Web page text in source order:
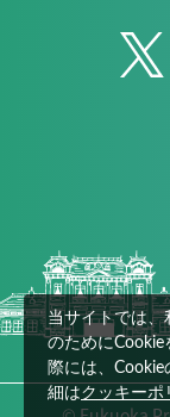
当サイトでは、
のために
際には、
細はクッキーポ